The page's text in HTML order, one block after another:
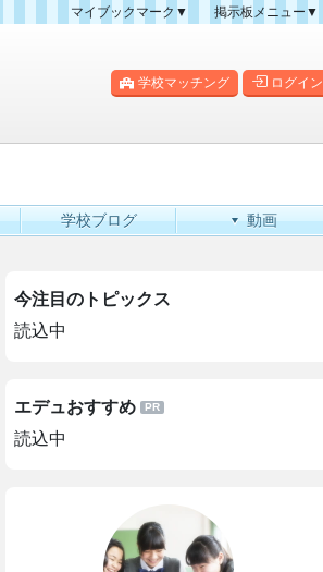
マイブックマーク▼
掲示板メニュー▼
掲示板マップ
学校マッチング ログイン
学校ブログ 動画
勝負の夏休み！難関大を目指す家庭の
「学習計画」と「塾選び」
今注目のトピックス
読込中
エデュおすすめ
読込中